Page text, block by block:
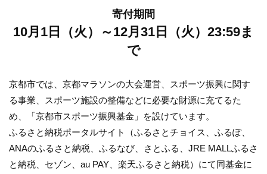
寄付期間
10月1日（火）～12月31日（火）23:59ま
で
京都市では、京都マラソンの大会運営、スポーツ振興に関す
る事業、スポーツ施設の整備などに必要な財源に充てるた
め、「京都市スポーツ振興基金」を設けています。
ふるさと納税ポータルサイト（ふるさとチョイス、ふるぽ、
ANAのふるさと納税、ふるなび、さとふる、 JRE MALLふるさ
と納税、セゾン、au PAY、楽天ふるさと納税）にて同基金に